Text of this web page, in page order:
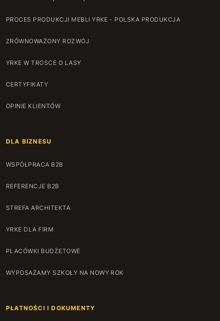
PROCES PRODUKCJI MEBLI YRKE - POLSKA PRODUKCJA
ZRÓWNOWAŻONY ROZWÓJ
YRKE W TROSCE O LASY
CERTYFIKATY
OPINIE KLIENTÓW
DLA BIZNESU
WSPÓŁPRACA B2B
REFERENCJE B2B
STREFA ARCHITEKTA
YRKE DLA FIRM
PLACÓWKI BUDŻETOWE
WYPOSAŻAMY SZKOŁY NA NOWY ROK
PŁATNOŚCI I DOKUMENTY